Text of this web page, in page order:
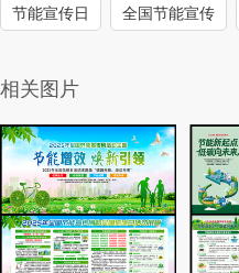
节能宣传日 全国节能宣传
相关图片